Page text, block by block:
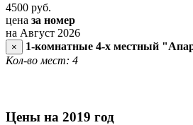
4500 руб.
цена за номер
на Август 2026
×
1-комнатные 4-х местный
Кол-во мест: 4
Цены на 2019 год